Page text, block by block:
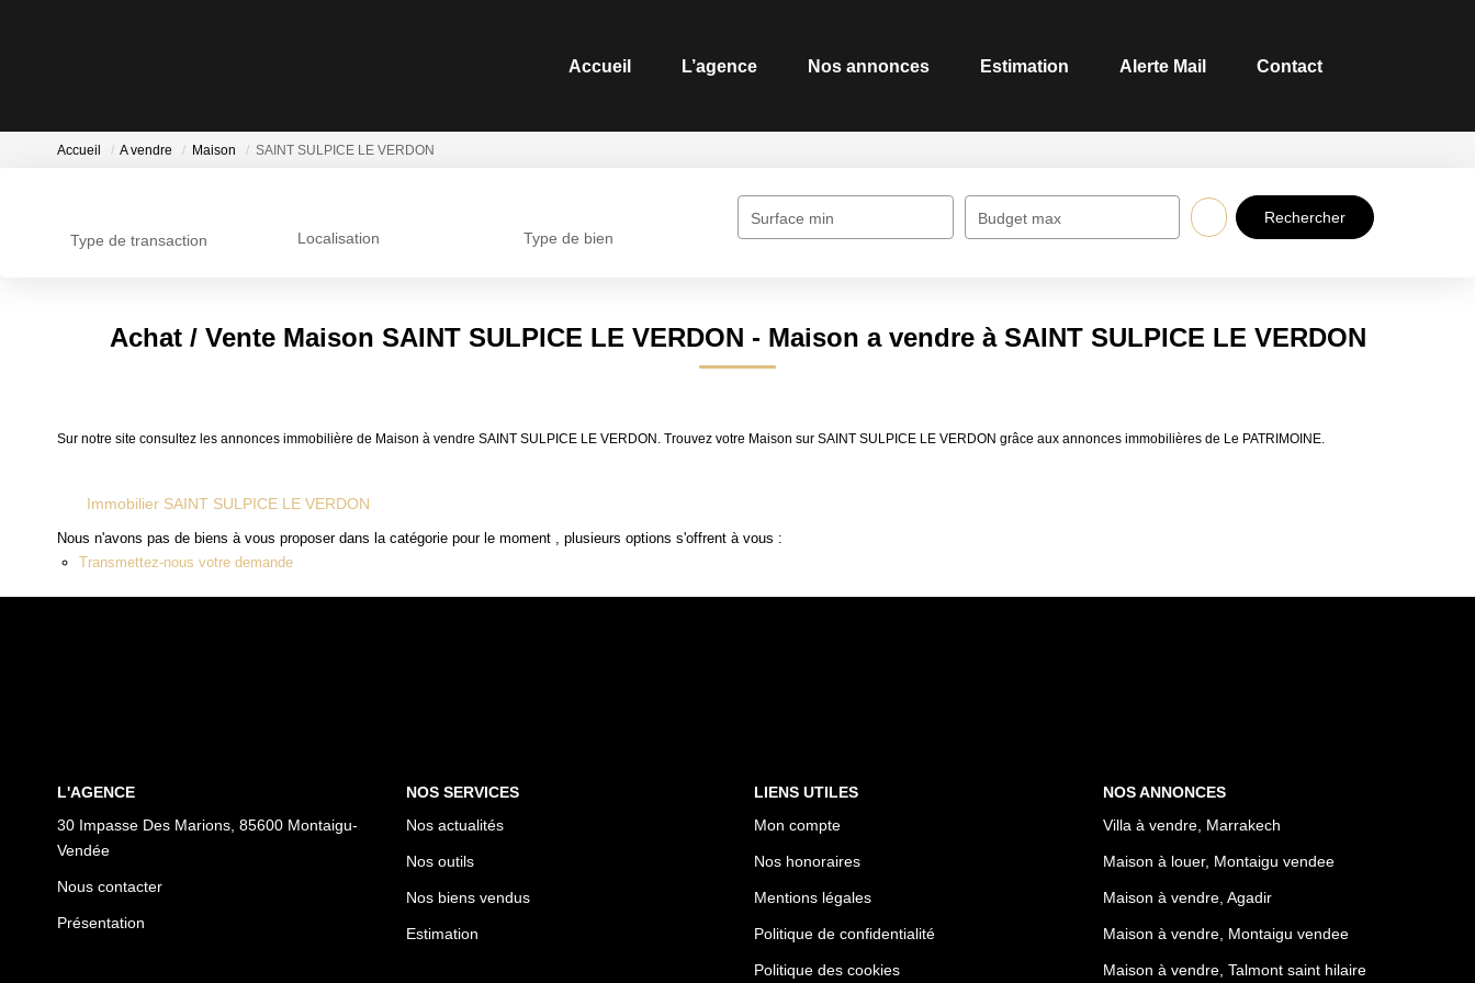
Accueil L’agence Nos annonces Estimation Alerte Mail Contact
Accueil A vendre Maison SAINT SULPICE LE VERDON
Type de transaction Localisation Type de bien
Surface min Budget max
Achat / Vente Maison SAINT SULPICE LE VERDON - Maison a vendre à SAINT SULPICE LE VERDON
Sur notre site consultez les annonces immobilière de Maison à vendre SAINT SULPICE LE VERDON. Trouvez votre Maison sur SAINT SULPICE LE VERDON grâce aux annonces immobilières de Le PATRIMOINE.
Immobilier SAINT SULPICE LE VERDON
Nous n'avons pas de biens à vous proposer dans la catégorie pour le moment , plusieurs options s'offrent à vous :
Transmettez-nous votre demande
L'AGENCE
30 Impasse Des Marions, 85600 Montaigu-
Vendée
Nous contacter
Présentation
NOS SERVICES
Nos actualités
Nos outils
Nos biens vendus
Estimation
LIENS UTILES
Mon compte
Nos honoraires
Mentions légales
Politique de confidentialité
Politique des cookies
NOS ANNONCES
Villa à vendre, Marrakech
Maison à louer, Montaigu vendee
Maison à vendre, Agadir
Maison à vendre, Montaigu vendee
Maison à vendre, Talmont saint hilaire